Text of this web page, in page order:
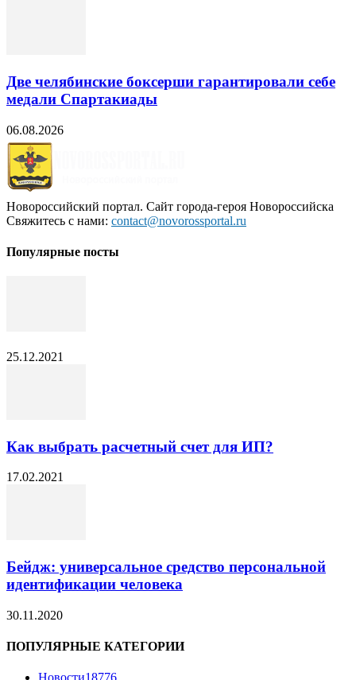
Две челябинские боксерши гарантировали себе
медали Спартакиады
06.08.2026
Новороссийский портал. Сайт города-героя Новороссийска
Свяжитесь с нами: contact@novorossportal.ru
Популярные посты
25.12.2021
Как выбрать расчетный счет для ИП?
17.02.2021
Бейдж: универсальное средство персональной
идентификации человека
30.11.2020
ПОПУЛЯРНЫЕ КАТЕГОРИИ